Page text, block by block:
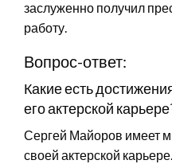
заслуженно получил
работу.
Вопрос-ответ:
Какие есть
его актерской
Сергей Майоров имеет
своей актерской